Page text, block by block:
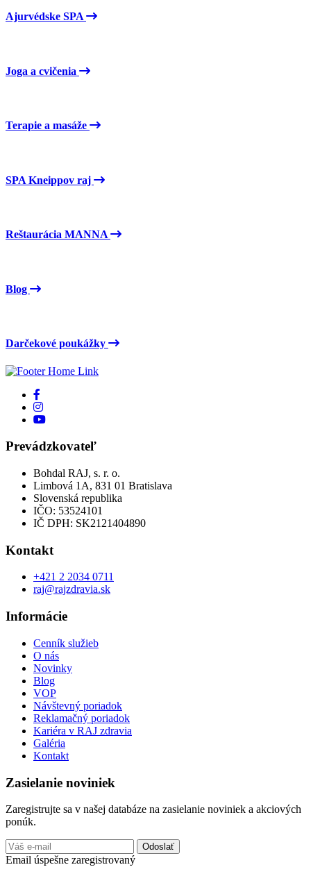
Ajurvédske SPA
Joga a cvičenia
Terapie a masáže
SPA Kneippov raj
Reštaurácia MANNA
Blog
Darčekové poukážky
Prevádzkovateľ
Bohdal RAJ, s. r. o.
Limbová 1A, 831 01 Bratislava
Slovenská republika
IČO: 53524101
IČ DPH: SK2121404890
Kontakt
+421 2 2034 0711
raj@rajzdravia.sk
Informácie
Cenník služieb
O nás
Novinky
Blog
VOP
Návštevný poriadok
Reklamačný poriadok
Kariéra v RAJ zdravia
Galéria
Kontakt
Zasielanie noviniek
Zaregistrujte sa v našej databáze na zasielanie noviniek a akciových
ponúk.
Odoslať
Email úspešne zaregistrovaný